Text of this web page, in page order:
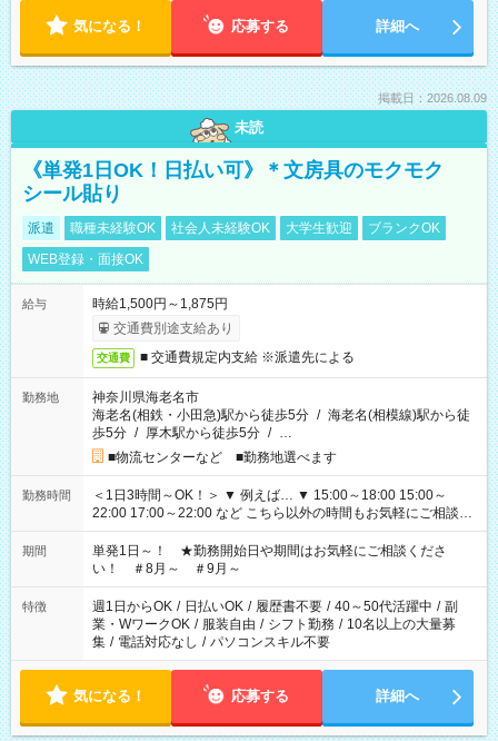
気になる！ 応募する 詳細へ
掲載日：2026.08.09
未読
《単発1日OK！日払い可》＊文房具のモクモク
シール貼り
派遣 職種未経験OK 社会人未経験OK 大学生歓迎
ブランクOK
WEB登録・面接OK
給与
時給1,500円～1,875円
交通費別途支給あり
交通費 ■ 交通費規定内支給 ※派遣先による
勤務地
神奈川県海老名市
海老名(相鉄・小田急)駅から徒歩5分 / 海老名(相模線)駅から徒
歩5分 / 厚木駅から徒歩5分 / …
■物流センターなど ■勤務地選べます
勤務時間
＜1日3時間～OK！＞ ▼ 例えば… ▼ 15:00～18:00 15:00～
22:00 17:00～22:00 など こちら以外の時間もお気軽にご相談く
ださい！
期間
単発1日～！ ★勤務開始日や期間はお気軽にご相談くださ
い！ ＃8月～ ＃9月～
特徴 週1日からOK / 日払いOK / 履歴書不要 / 40～50代活躍中 / 副
業・WワークOK / 服装自由 / シフト勤務 / 10名以上の大量募
集 / 電話対応なし / パソコンスキル不要
気になる！ 応募する 詳細へ